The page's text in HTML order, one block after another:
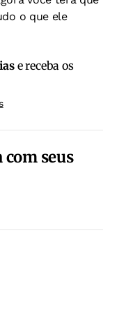
o que ele
e receba os
seus